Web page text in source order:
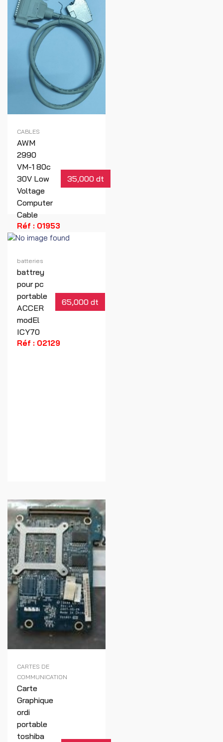
CABLES
AWM
2990
VM-1 80c
30V Low
Voltage
Computer
Cable
35,000 dt
Réf : 01953
batteries
battrey
pour pc
portable
ACCER
modEl
ICY70
65,000 dt
Réf : 02129
CARTES DE
COMMUNICATION
Carte
Graphique
ordi
portable
toshiba